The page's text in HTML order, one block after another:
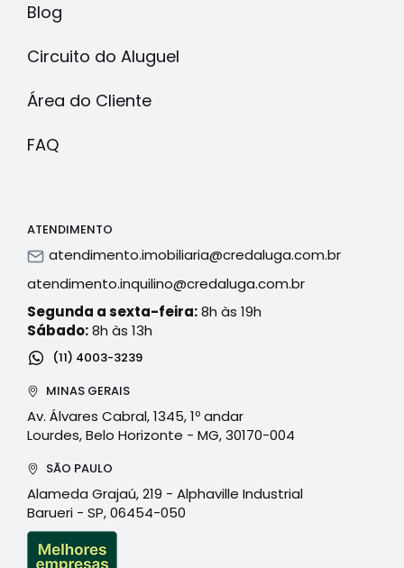
Blog
Circuito do Aluguel
Área do Cliente
FAQ
ATENDIMENTO
atendimento.imobiliaria@credaluga.com.br
atendimento.inquilino@credaluga.com.br
Segunda a sexta-feira:8h às 19h
Sábado:8h às 13h
(11) 4003-3239
MINAS GERAIS
Av. Álvares Cabral, 1345, 1º andar
Lourdes, Belo Horizonte - MG, 30170-004
SÃO PAULO
Alameda Grajaú, 219 - Alphaville Industrial
Barueri - SP, 06454-050